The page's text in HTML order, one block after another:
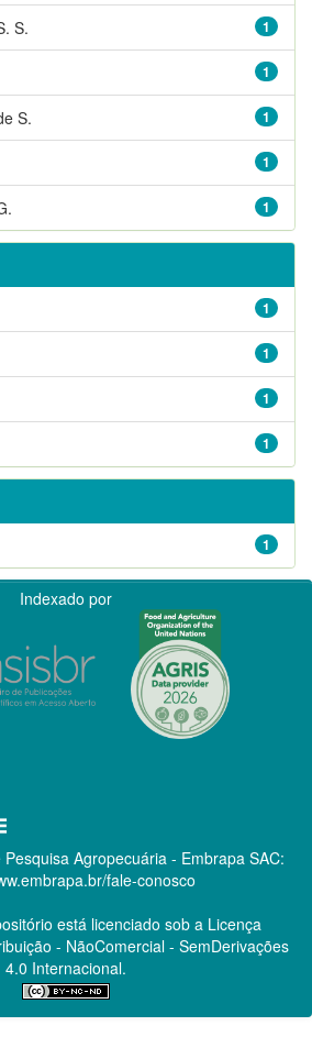
1
S.
1
1
S.
1
1
1
1
1
1
1
Indexado por
Agropecuária - Embrapa SAC:
fale-conosco
está licenciado sob a Licença
- NãoComercial - SemDerivações
4.0 Internacional.